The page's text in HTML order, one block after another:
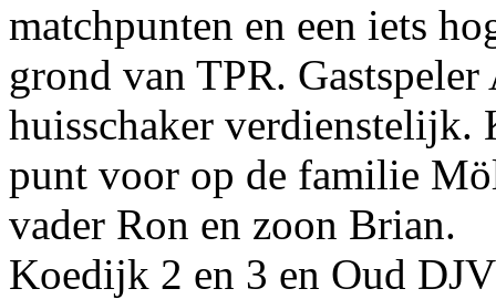
matchpunten en een iets
grond van TPR.
huisschaker
punt voor op de familie
vader Ron en zoon Brian.
Koedijk 2 en 3 en Oud